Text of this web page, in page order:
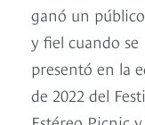
ganó un
y fiel cuando se
presentó en la
de 2022 del